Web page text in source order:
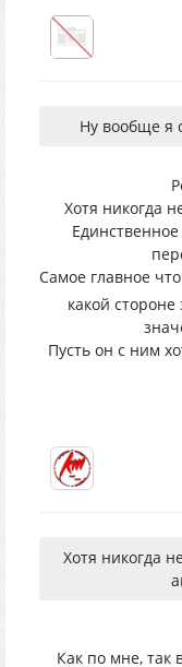
Статус
процентов) ,
Ну вообще я
Хотя никогда
Самое главное
какой стороне
Пусть он с ним
Хотя никогда
Как по мне, так